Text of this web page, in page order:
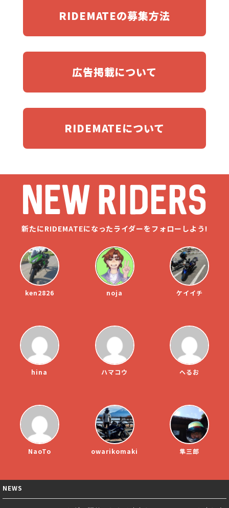
RIDEMATEの募集方法
広告掲載について
RIDEMATEについて
新たにRIDEMATEになったライダーをフォローしよう!
ken2826 noja ケイイチ
hina ハマコウ へるお
NaoTo owarikomaki 隼三郎
NEWS